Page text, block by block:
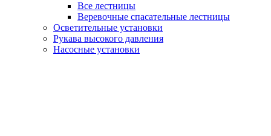
Все лестницы
Веревочные спасательные лестницы
Осветительные установки
Рукава высокого давления
Насосные установки